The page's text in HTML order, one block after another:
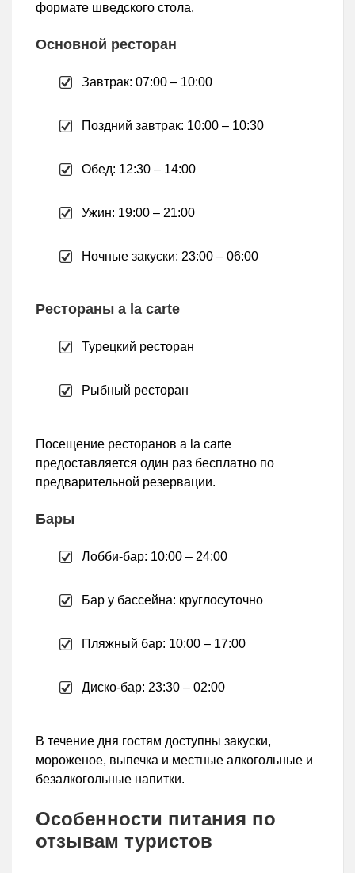
формате шведского стола.
Основной ресторан
Завтрак: 07:00 – 10:00
Поздний завтрак: 10:00 – 10:30
Обед: 12:30 – 14:00
Ужин: 19:00 – 21:00
Ночные закуски: 23:00 – 06:00
Рестораны a la carte
Турецкий ресторан
Рыбный ресторан
Посещение ресторанов a la carte
предоставляется один раз бесплатно по
предварительной резервации.
Бары
Лобби-бар: 10:00 – 24:00
Бар у бассейна: круглосуточно
Пляжный бар: 10:00 – 17:00
Диско-бар: 23:30 – 02:00
В течение дня гостям доступны закуски,
мороженое, выпечка и местные алкогольные и
безалкогольные напитки.
Особенности питания по
отзывам туристов